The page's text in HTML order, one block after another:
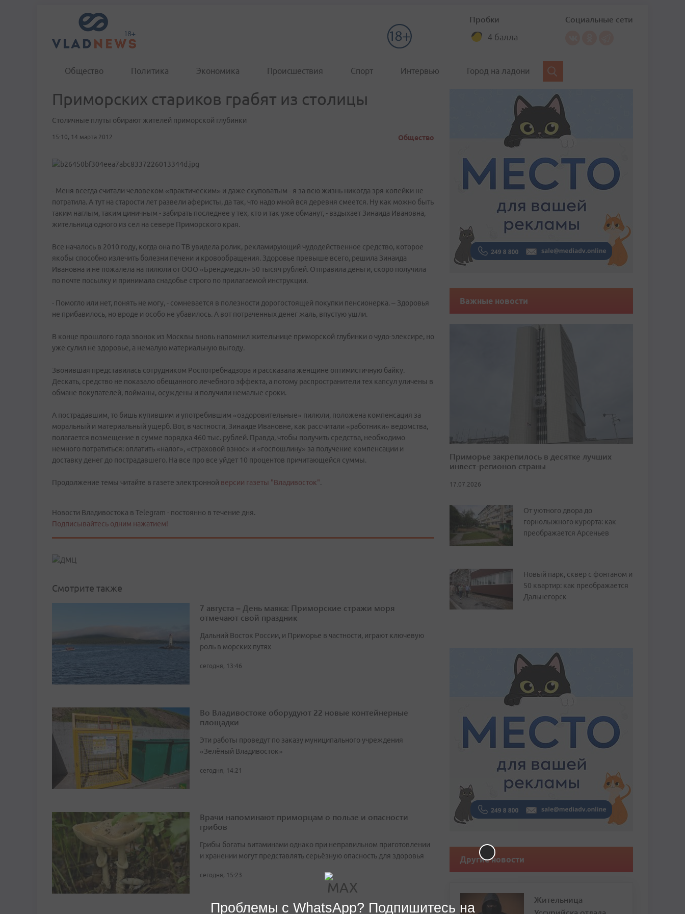
Пробки
4 балла
Социальные сети
Общество Политика Экономика Происшествия Спорт Интервью Город на ладони
Приморских стариков грабят из столицы
Столичные плуты обирают жителей приморской глубинки
15:10, 14 марта 2012 Общество
- Меня всегда считали человеком «практическим» и даже скуповатым - я за всю жизнь никогда зря копейки не
потратила. А тут на старости лет развели аферисты, да так, что надо мной вся деревня смеется. Ну как можно быть
таким наглым, таким циничным - забирать последнее у тех, кто и так уже обманут, - вздыхает Зинаида Ивановна,
жительница одного из сел на севере Приморского края.
Все началось в 2010 году, когда она по ТВ увидела ролик, рекламирующий чудодейственное средство, которое
якобы способно излечить болезни печени и кровообращения. Здоровье превыше всего, решила Зинаида
Ивановна и не пожалела на пилюли от ООО «Брендмедкл» 50 тысяч рублей. Отправила деньги, скоро получила
по почте посылку и принимала снадобье строго по прилагаемой инструкции.
- Помогло или нет, понять не могу, - сомневается в полезности дорогостоящей покупки пенсионерка. – Здоровья
не прибавилось, но вроде и особо не убавилось. А вот потраченных денег жаль, впустую ушли.
В конце прошлого года звонок из Москвы вновь напомнил жительнице приморской глубинки о чудо-элексире, но
уже сулил не здоровье, а немалую материальную выгоду.
Звонившая представилась сотрудником Роспотребнадзора и рассказала женщине оптимистичную байку.
Дескать, средство не показало обещанного лечебного эффекта, а потому распространители тех капсул уличены в
обмане покупателей, пойманы, осуждены и получили немалые сроки.
А пострадавшим, то бишь купившим и употребившим «оздоровительные» пилюли, положена компенсация за
моральный и материальный ущерб. Вот, в частности, Зинаиде Ивановне, как рассчитали «работники» ведомства,
полагается возмещение в сумме порядка 460 тыс. рублей. Правда, чтобы получить средства, необходимо
немного потратиться: оплатить «налог», «страховой взнос» и «госпошлину» за получение компенсации и
доставку денег до пострадавшего. На все про все уйдет 10 процентов причитающейся суммы.
Продолжение темы читайте в газете электронной версии газеты "Владивосток".
Новости Владивостока в Telegram - постоянно в течение дня.
Подписывайтесь одним нажатием!
Смотрите также
7 августа – День маяка: Приморские стражи моря
отмечают свой праздник
Дальний Восток России, и Приморье в частности, играют ключевую
роль в морских путях
сегодня, 13:46
Во Владивостоке оборудуют 22 новые контейнерные
площадки
Эти работы проведут по заказу муниципального учреждения
«Зелёный Владивосток»
сегодня, 14:21
Врачи напоминают приморцам о пользе и опасности
грибов
Грибы богаты витаминами однако при неправильном приготовлении
и хранении могут представлять серьёзную опасность для здоровья
сегодня, 15:23
Важные новости
Приморье закрепилось в десятке лучших
инвест-регионов страны
17.07.2026
От уютного двора до
горнолыжного курорта: как
преображается Арсеньев
Новый парк, сквер с фонтаном и
50 квартир: как преображается
Дальнегорск
Другие новости
Жительница
Проблемы с WhatsApp? Подпишитесь на